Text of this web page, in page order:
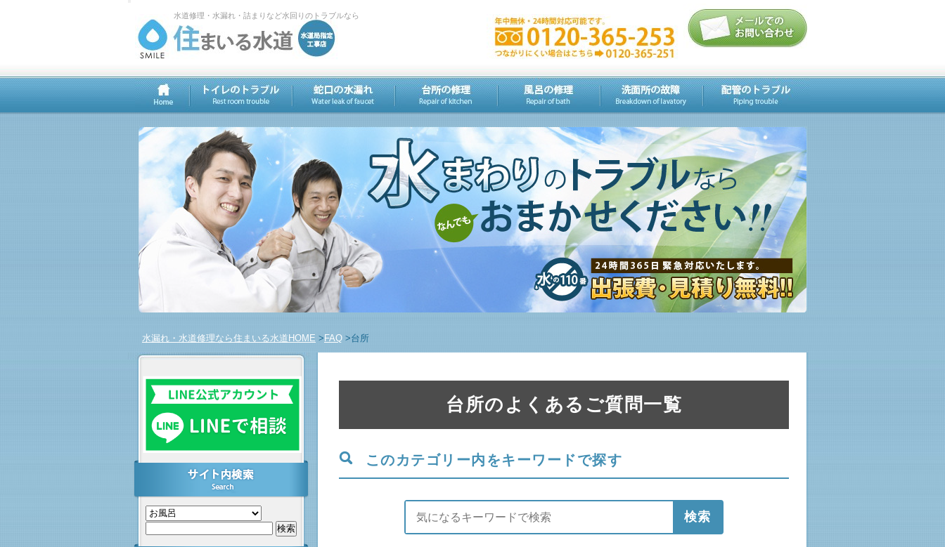
水道修理・水漏れ・詰まりなど水回りのトラブルなら
水漏れ・水道修理なら住まいる水道HOME > FAQ >台所
台所のよくあるご質問一覧
このカテゴリー内をキーワードで探す
検索